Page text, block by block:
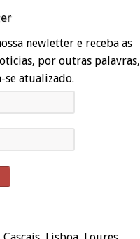
newletter e receba as
por outras palavras,
se atualizado.